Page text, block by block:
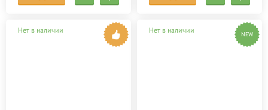
Нет в наличии Нет в наличии NEW